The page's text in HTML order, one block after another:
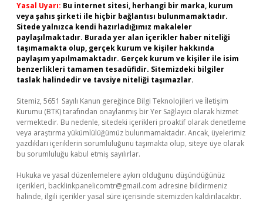
Yasal Uyarı: Bu internet sitesi, herhangi bir marka, kurum
veya şahıs şirketi ile hiçbir bağlantısı bulunmamaktadır.
Sitede yalnızca kendi hazırladığımız makaleler
paylaşılmaktadır. Burada yer alan içerikler haber niteliği
taşımamakta olup, gerçek kurum ve kişiler hakkında
paylaşım yapılmamaktadır. Gerçek kurum ve kişiler ile isim
benzerlikleri tamamen tesadüfidir. Sitemizdeki bilgiler
taslak halindedir ve tavsiye niteliği taşımazlar.
Sitemiz, 5651 Sayılı Kanun gereğince Bilgi Teknolojileri ve İletişim
Kurumu (BTK) tarafından onaylanmış bir Yer Sağlayıcı olarak hizmet
vermektedir. Bu nedenle, sitedeki içerikleri proaktif olarak denetleme
veya araştırma yükümlülüğümüz bulunmamaktadır. Ancak, üyelerimiz
yazdıkları içeriklerin sorumluluğunu taşımakta olup, siteye üye olarak
bu sorumluluğu kabul etmiş sayılırlar.
Hukuka ve yasal düzenlemelere aykırı olduğunu düşündüğünüz
içerikleri, backlinkpanelicomtr@gmail.com adresine bildirmeniz
halinde, ilgili içerikler yasal süre içerisinde sitemizden kaldırılacaktır.